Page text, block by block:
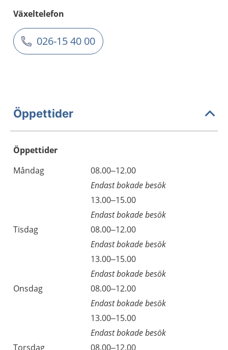
Växeltelefon
026-15 40 00
Öppettider
Öppettider
Dag
Öppettider
Kommentarer
Måndag
08.00–12.00
Endast bokade besök
13.00–15.00
Endast bokade besök
Tisdag
08.00–12.00
Endast bokade besök
13.00–15.00
Endast bokade besök
Onsdag
08.00–12.00
Endast bokade besök
13.00–15.00
Endast bokade besök
Torsdag
08.00–12.00